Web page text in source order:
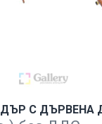
С ДЪРВЕНА